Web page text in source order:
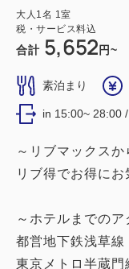
大人 1 名 1 室
税・サービス料込
合計 5,652 円~
素泊まり
in 15:00~ 28:00
～リブマックスか
リブ得でお得にお
～ホテルまでのア
都営地下鉄浅草
東京メトロ半蔵